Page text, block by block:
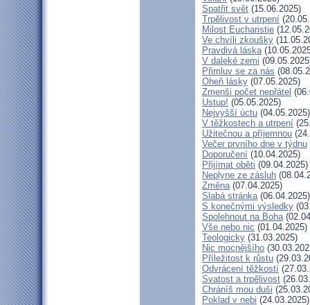
Spatřit svět (15.06.2025)
Trpělivost v utrpení
Milost Eucharistie
Ve chvíli zkoušky
Pravdivá láska
V daleké zemi
Přimluv se za nás
Oheň lásky (07.05.2025)
Zmenši počet nepřátel
Ustup! (05.05.2025)
Nejvyšší úctu (04.05.2025)
V těžkostech a utrpení
Užitečnou a příjemnou
Večer prvního dne v týdnu
Doporučení (10.04.2025)
Přijímat oběti (09.04.2025)
Neplyne ze zásluh
Změna(07.04.2025)
Slabá stránka(06.04.2025)
S konečnými výsledky
Spolehnout na Boha
Vše nebo nic (01.04.2025)
Teologicky (31.03.2025)
Nic mocnějšího
Příležitost k růstu
Odvrácení těžkostí
Svatost a trpělivost
Chráníš mou duši
Poklad v nebi (24.03.2025)